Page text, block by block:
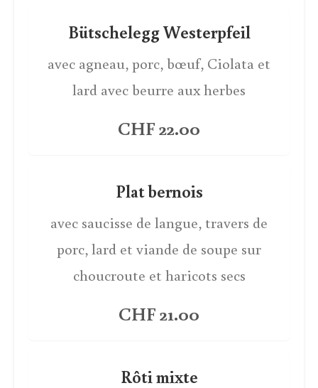
Bütschelegg Westerpfeil
avec agneau, porc, bœuf, Ciolata et
lard avec beurre aux herbes
CHF 22.00
Plat bernois
avec saucisse de langue, travers de
porc, lard et viande de soupe sur
choucroute et haricots secs
CHF 21.00
Rôti mixte